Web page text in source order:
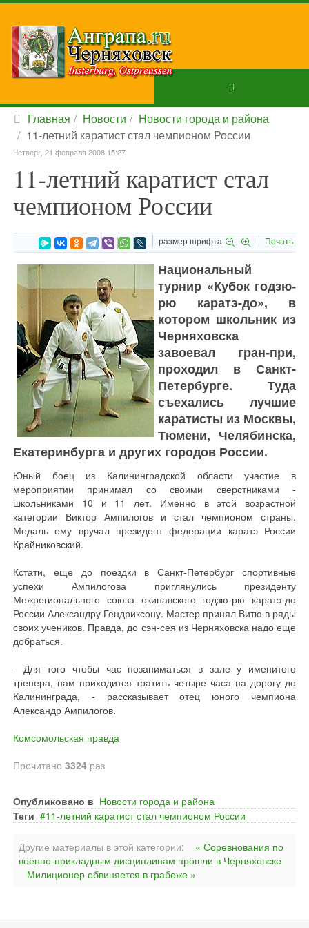
Главная Новости
Новости города и района
11-летний каратист стал чемпионом России
Четверг, 21 февраля 2008 15:27
11-летний каратист стал
чемпионом России
размер шрифта Печать
Национальный
турнир «Кубок годзю-
рю каратэ-до», в
котором школьник из
Черняховска
завоевал гран-при,
проходил в Санкт-
Петербурге. Туда
съехались лучшие
каратисты из Москвы,
Тюмени, Челябинска,
Екатеринбурга и других городов России.
Юный боец из Калининградской области участие в
мероприятии принимал со своими сверстниками -
школьниками 10 и 11 лет. Именно в этой возрастной
категории Виктор Ампилогов и стал чемпионом страны.
Медаль ему вручал президент федерации каратэ России
Крайниковский.
Кстати, еще до поездки в Санкт-Петербург спортивные
успехи Ампилогова приглянулись президенту
Межрегионального союза окинавского годзю-рю каратэ-до
России Александру Гендриксону. Мастер принял Витю в ряды
своих учеников. Правда, до сэн-сея из Черняховска надо еще
добраться.
- Для того чтобы час позаниматься в зале у именитого
тренера, нам приходится тратить четыре часа на дорогу до
Калининграда, - рассказывает отец юного чемпиона
Александр Ампилогов.
Комсомольская правда
Прочитано 3324 раз
Опубликовано в Новости города и района
Теги
11-летний каратист стал чемпионом России
Другие материалы в этой категории:
« Соревнования по
военно-прикладным дисциплинам прошли в Черняховске
Милиционер обвиняется в грабеже »